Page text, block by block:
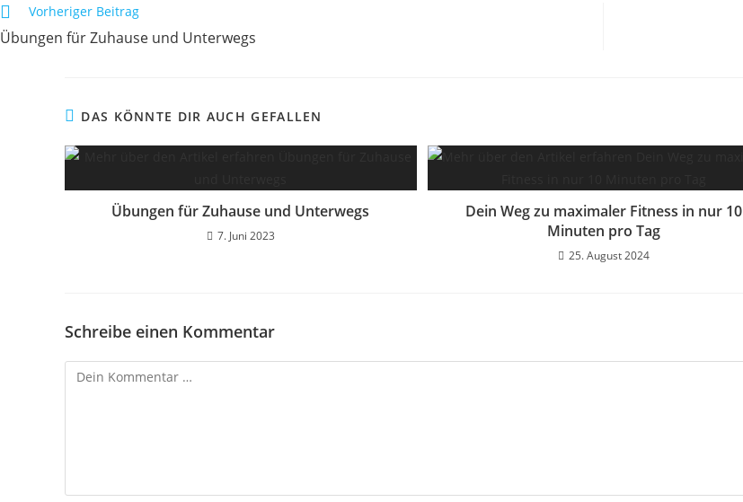
Weitere
Artikel
ansehen
Vorheriger Beitrag
Übungen für Zuhause und Unterwegs
DAS KÖNNTE DIR AUCH GEFALLEN
Übungen für Zuhause und Unterwegs
7. Juni 2023
Dein Weg zu maximaler Fitness in nur 10
Minuten pro Tag
25. August 2024
Schreibe einen Kommentar
Kommentar